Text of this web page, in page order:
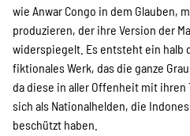
Über
wie Anwar Congo in dem Glauben,
produzieren, der ihre Version der
widerspiegelt. Es entsteht ein halb
fiktionales Werk, das die ganze
da diese in aller Offenheit mit ihren
sich als Nationalhelden, die
beschützt haben.